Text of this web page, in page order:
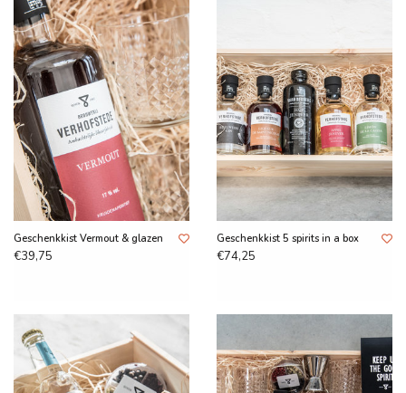
Geschenkkist Vermout & glazen
€39,75
Geschenkkist 5 spirits in a box
€74,25